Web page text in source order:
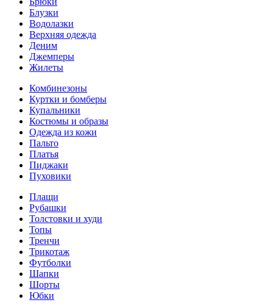
Блузки
Водолазки
Верхняя одежда
Деним
Джемперы
Жилеты
Комбинезоны
Куртки и бомберы
Купальники
Костюмы и образы
Одежда из кожи
Пальто
Платья
Пиджаки
Пуховики
Плащи
Рубашки
Толстовки и худи
Топы
Тренчи
Трикотаж
Футболки
Шапки
Шорты
Юбки